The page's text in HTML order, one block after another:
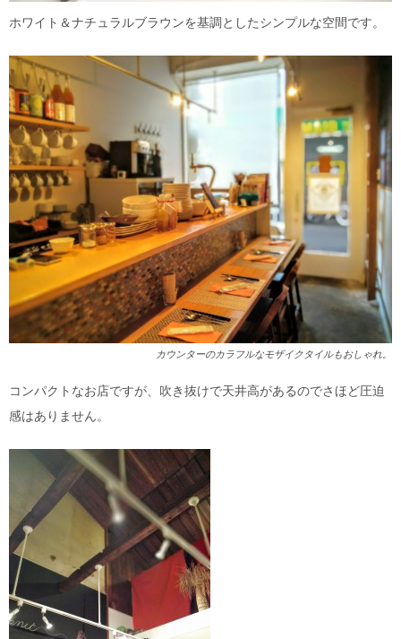
ホワイト＆ナチュラルブラウンを基調としたシンプルな空間です。
カウンターのカラフルなモザイクタイルもおしゃれ。
コンパクトなお店ですが、吹き抜けで天井高があるのでさほど圧迫
感はありません。